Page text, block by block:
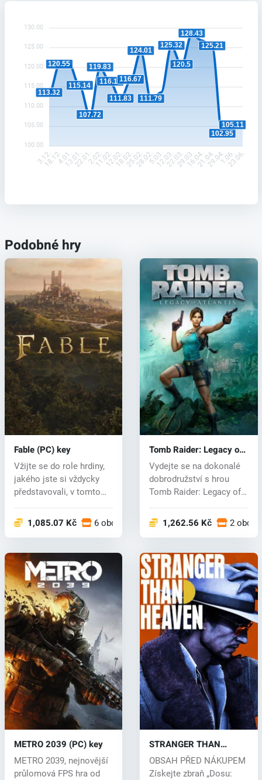
130.00
125.00
120.00
115.00
110.00
105.00
100.00
113.32
120.55
115.14
107.72
119.83
116.17
111.83
116.67
124.01
111.79
125.32
120.5
128.43
125.21
102.95
105.11
3.12.
18.12.4.01.
13.01.22.01.2.02.
11.02.12.02.18.02.25.02.28.02.5.03.
12.03.22.03.29.03.16.04.21.04.29.04.1.06.
23.06.
Podobné hry
Fable (PC) key
Vžijte se do role hrdiny,
jakého jste si vždycky
představovali, v tomto
1,085.07 Kč 6 obchodech
Tomb Raider: Legacy of
Atlantis (PC) key
Vydejte se na dokonalé
dobrodružství s hrou
Tomb Raider: Legacy of
1,262.56 Kč 2
METRO 2039 (PC) key
METRO 2039, nejnovější
průlomová FPS hra od
STRANGER THAN
HEAVEN (PC) key
OBSAH PŘED NÁKUPEM
Získejte zbraň „Dosu: